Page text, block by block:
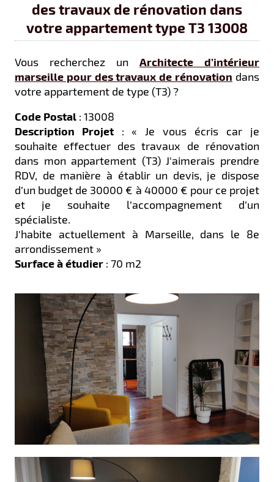
des travaux de rénovation dans
votre appartement type T3 13008
Vous recherchez un Architecte d’intérieur
marseille pour des travaux de rénovation dans
votre appartement de type (T3) ?
Code Postal : 13008
Description Projet : « Je vous écris car je
souhaite effectuer des travaux de rénovation
dans mon appartement (T3) J'aimerais prendre
RDV, de manière à établir un devis, je dispose
d’un budget de 30000 € à 40000 € pour ce projet
et je souhaite l’accompagnement d’un
spécialiste.
J'habite actuellement à Marseille, dans le 8e
arrondissement »
Surface à étudier : 70 m2